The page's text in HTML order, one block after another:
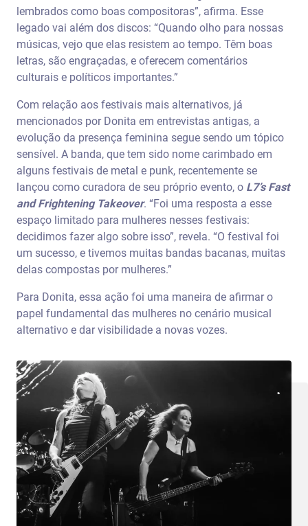
lembrados como boas compositoras”, afirma. Esse
legado vai além dos discos: “Quando olho para nossas
músicas, vejo que elas resistem ao tempo. Têm boas
letras, são engraçadas, e oferecem comentários
culturais e políticos importantes.”
Com relação aos festivais mais alternativos, já
mencionados por Donita em entrevistas antigas, a
evolução da presença feminina segue sendo um tópico
sensível. A banda, que tem sido nome carimbado em
alguns festivais de metal e punk, recentemente se
lançou como curadora de seu próprio evento, o L7’s Fast
and Frightening Takeover. “Foi uma resposta a esse
espaço limitado para mulheres nesses festivais:
decidimos fazer algo sobre isso”, revela. “O festival foi
um sucesso, e tivemos muitas bandas bacanas, muitas
delas compostas por mulheres.”
Para Donita, essa ação foi uma maneira de afirmar o
papel fundamental das mulheres no cenário musical
alternativo e dar visibilidade a novas vozes.